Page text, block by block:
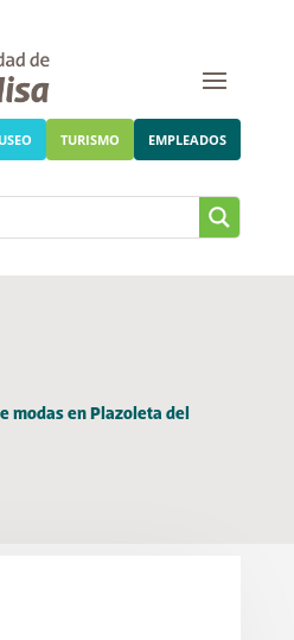
TURISMO EMPLEADOS
modas en Plazoleta del